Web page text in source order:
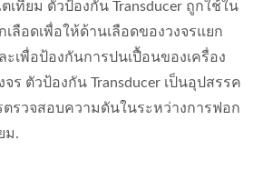
เทียม ตัวป้องกัน Transducer ถูกใช้ใน
ลือดเพื่อให้ด้านเลือดของวงจรแยก
ะเพื่อป้องกันการปนเปื้อนของเครื่อง
ร ตัวป้องกัน Transducer เป็นอุปสรรค
รวจสอบความดันในระหว่างการฟอก
ม.